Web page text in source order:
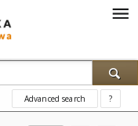
Advanced search ?